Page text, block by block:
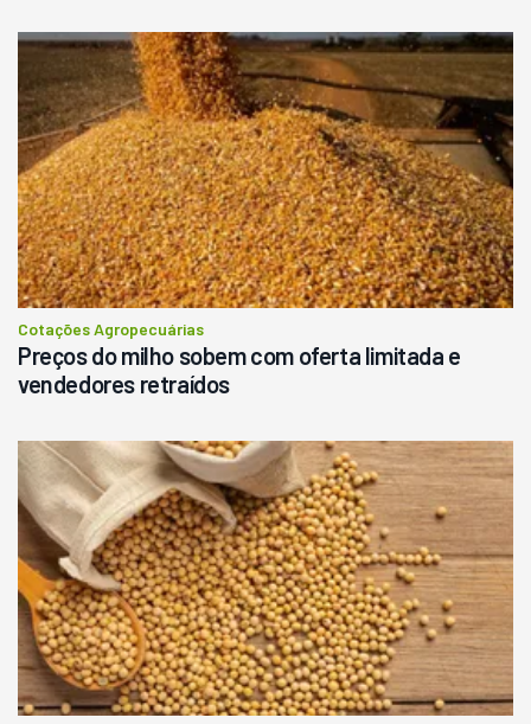
Cotações Agropecuárias
Preços do milho sobem com oferta limitada e
vendedores retraídos